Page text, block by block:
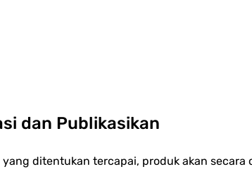
dan Publikasikan
ditentukan tercapai, produk akan